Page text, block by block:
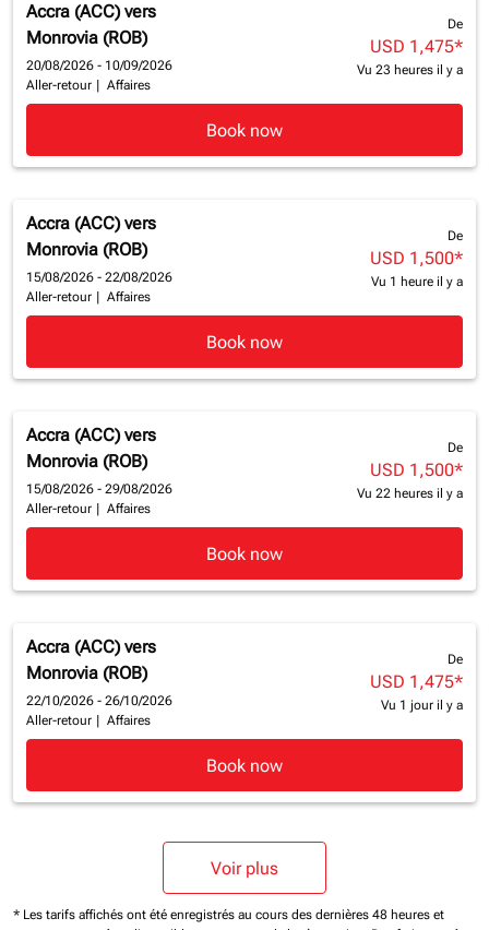
Accra (ACC) vers
Monrovia (ROB)
20/08/2026 - 10/09/2026
Aller-retour
Affaires
De
USD 1,475*
Vu 23 heures il y a
Book now
Accra (ACC) vers
Monrovia (ROB)
15/08/2026 - 22/08/2026
Aller-retour
Affaires
De
USD 1,500*
Vu 1 heure il y a
Book now
Accra (ACC) vers
Monrovia (ROB)
15/08/2026 - 29/08/2026
Aller-retour
Affaires
De
USD 1,500*
Vu 22 heures il y a
Book now
Accra (ACC) vers
Monrovia (ROB)
22/10/2026 - 26/10/2026
Aller-retour
Affaires
De
USD 1,475*
Vu 1 jour il y a
Book now
Voir plus
* Les tarifs affichés ont été enregistrés au cours des dernières 48 heures et